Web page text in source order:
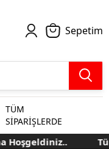
Sepetim
TÜM
SİPARİŞLERDE